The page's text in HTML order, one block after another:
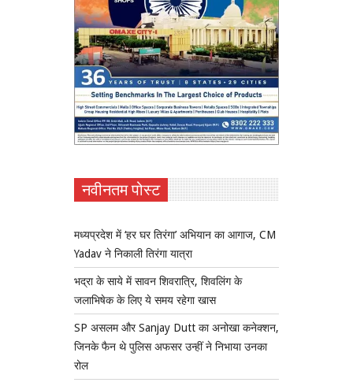
नवीनतम पोस्ट
मध्यप्रदेश में ‘हर घर तिरंगा’ अभियान का आगाज, CM
Yadav ने निकाली तिरंगा यात्रा
भद्रा के साये में सावन शिवरात्रि, शिवलिंग के
जलाभिषेक के लिए ये समय रहेगा खास
SP असलम और Sanjay Dutt का अनोखा कनेक्शन,
जिनके फैन थे पुलिस अफसर उन्हीं ने निभाया उनका
रोल